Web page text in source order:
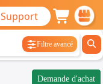
Support
Filtre avancé
Demande d'achat